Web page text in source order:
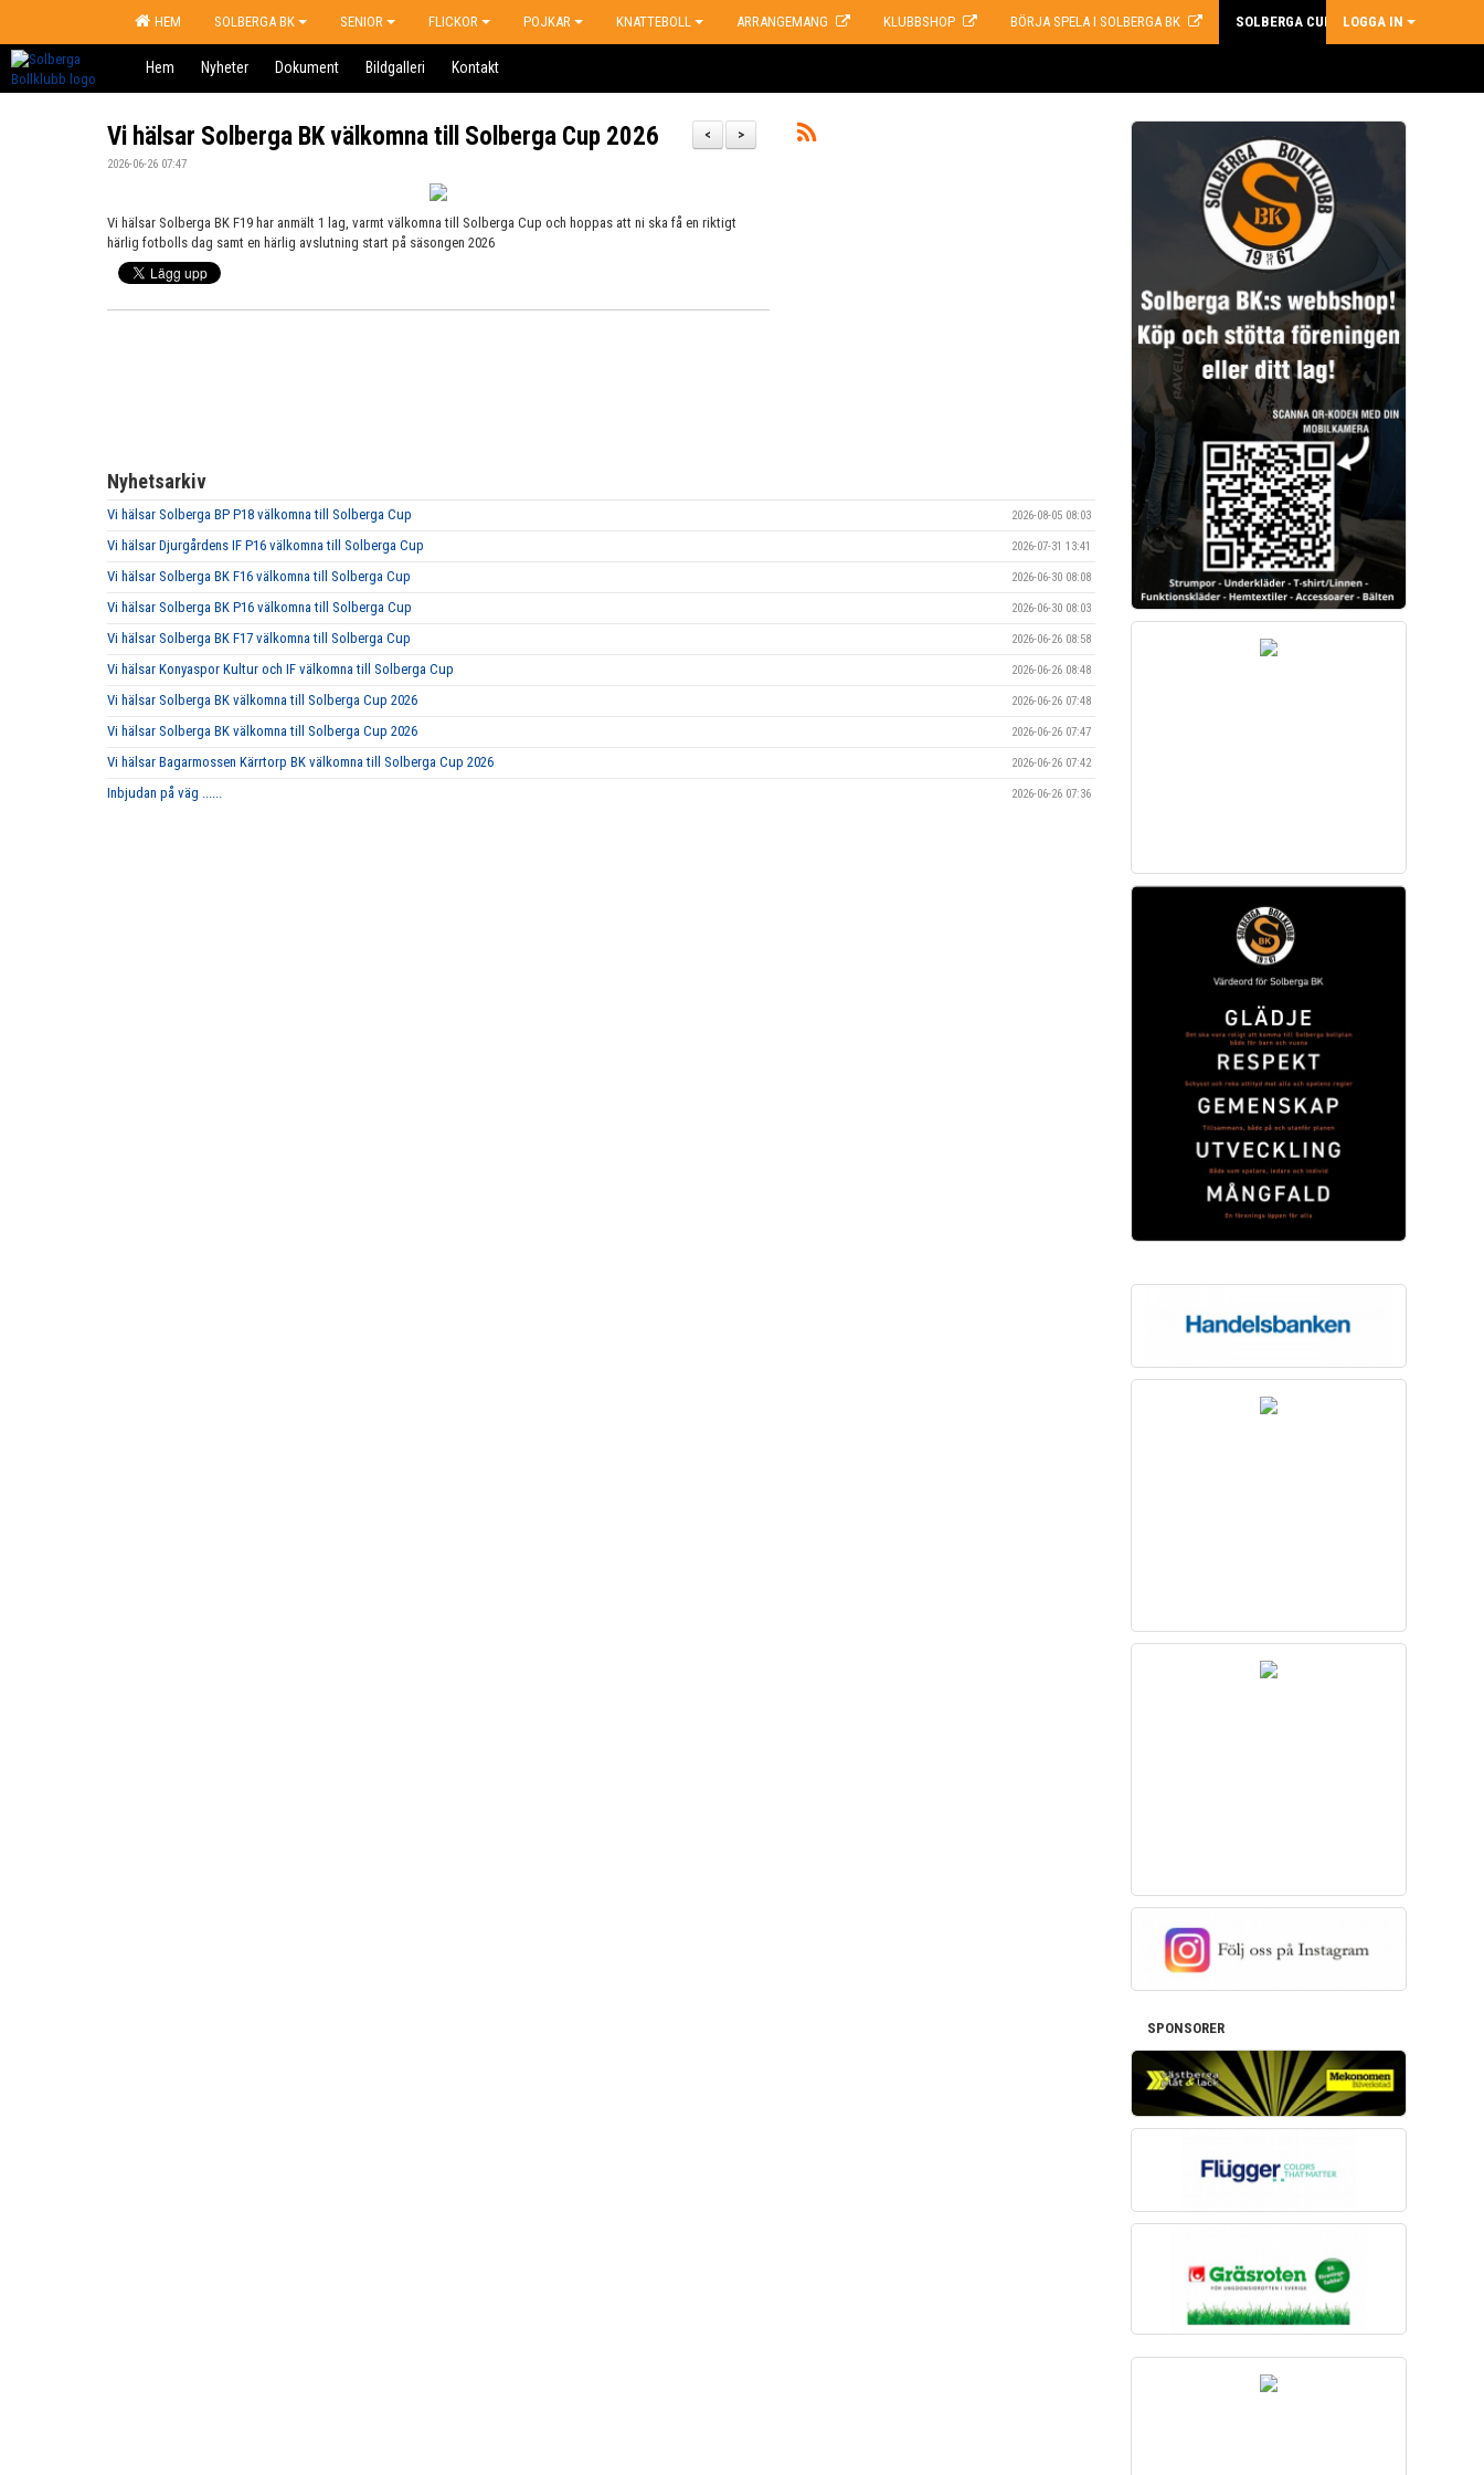
HEM SOLBERGA BK SENIOR FLICKOR POJKAR KNATTEBOLL ARRANGEMANG KLUBBSHOP BÖRJA SPELA I SOLBERGA BK SOLBERGA CUP LOGGA IN
Hem Nyheter Dokument Bildgalleri Kontakt
>
<
Vi hälsar Solberga BK välkomna till Solberga Cup 2026
2026-06-26 07:47
Vi hälsar Solberga BK F19 har anmält 1 lag, varmt välkomna till Solberga Cup och hoppas att ni ska få en riktigt
härlig fotbolls dag samt en härlig avslutning start på säsongen 2026
Nyhetsarkiv
Vi hälsar Solberga BP P18 välkomna till Solberga Cup 2026-08-05 08:03
Vi hälsar Djurgårdens IF P16 välkomna till Solberga Cup 2026-07-31 13:41
Vi hälsar Solberga BK F16 välkomna till Solberga Cup 2026-06-30 08:08
Vi hälsar Solberga BK P16 välkomna till Solberga Cup 2026-06-30 08:03
Vi hälsar Solberga BK F17 välkomna till Solberga Cup 2026-06-26 08:58
Vi hälsar Konyaspor Kultur och IF välkomna till Solberga Cup 2026-06-26 08:48
Vi hälsar Solberga BK välkomna till Solberga Cup 2026 2026-06-26 07:48
Vi hälsar Solberga BK välkomna till Solberga Cup 2026 2026-06-26 07:47
Vi hälsar Bagarmossen Kärrtorp BK välkomna till Solberga Cup 2026 2026-06-26 07:42
Inbjudan på väg ...... 2026-06-26 07:36
SPONSORER